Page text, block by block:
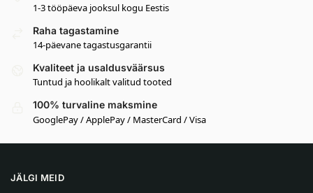
1-3 tööpäeva jooksul kogu Eestis
Raha tagastamine
14-päevane tagastusgarantii
Kvaliteet ja usaldusväärsus
Tuntud ja hoolikalt valitud tooted
100% turvaline maksmine
GooglePay / ApplePay / MasterCard / Visa
JÄLGI MEID